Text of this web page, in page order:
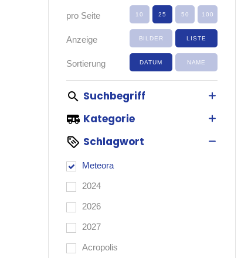
pro Seite
Anzeige
Sortierung
Suchbegriff
Kategorie
Schlagwort
Meteora
2024
2026
2027
Acropolis